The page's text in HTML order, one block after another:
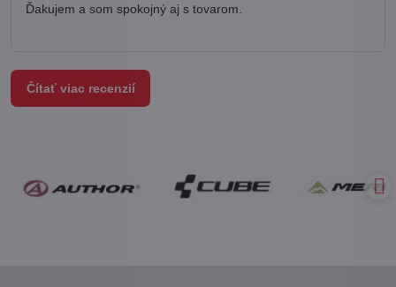
Ďakujem a som spokojný aj s tovarom.
Čítať viac recenzií